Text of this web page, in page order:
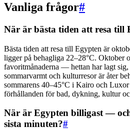
Vanliga frågor#
När är bästa tiden att resa till
Bästa tiden att resa till Egypten är
ligger på behagliga 22–28°C. Oktober
favoritmånaderna — hettan har lagt
sommarvarmt och kulturresor är åter
sommarens 40–45°C i Kairo och
förhållanden för bad, dykning, kultur
När är Egypten billigast —
sista minuten?#